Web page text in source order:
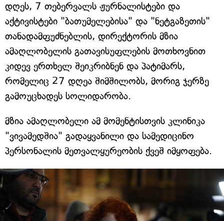
დღეს, 7 თებერვალს ჟურნალისტები და
აქტივისტები "ბათუმელებისა" და "ნეტგაზეთის"
თანადამფუძნებლის, დირექტორის მზია
ამაღლობელის გათავისუფლების მოთხოვნით
კიდევ ერთხელ შეიკრიბნენ და პატიმარს,
რომელიც 27 დღეა შიმშილობს, მორიგ ჯერზე
გამოუცხადეს სოლიდარობა.
მზია ამაღლობელი ამ მომენტისთვის კლინიკა
"ვივამედშია" გადაყვანილი და სამედიცინო
პერსონალის მეთვალყურეობის ქვეშ იმყოფება.